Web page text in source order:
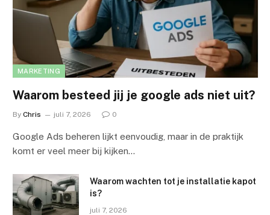
MARKETING
Waarom besteed jij je google ads niet uit?
By Chris juli 7, 2026 0
Google Ads beheren lijkt eenvoudig, maar in de praktijk
komt er veel meer bij kijken…
Waarom wachten tot je installatie kapot
is?
juli 7, 2026